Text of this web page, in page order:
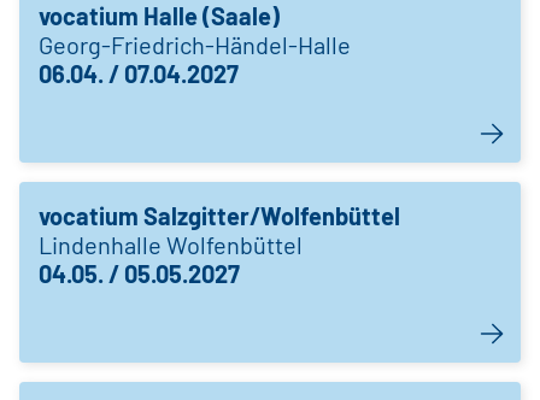
vocatium Halle (Saale)
Georg-Friedrich-Händel-Halle
06.04. / 07.04.2027
vocatium Salzgitter/Wolfenbüttel
Lindenhalle Wolfenbüttel
04.05. / 05.05.2027